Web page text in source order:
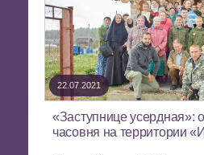
22.07.2021
«Заступнице усердная»:
часовня на территории